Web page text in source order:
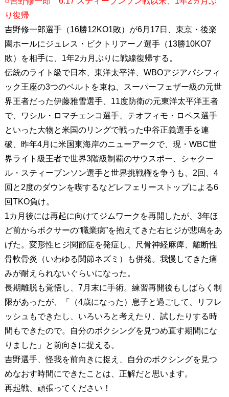
り復帰
吉野修一郎選手（16勝12KO1敗）が6月17日、東京・後楽
園ホールにジュレス・ビクトリアーノ選手（13勝10KO7
敗）を相手に、1年2カ月ぶりに戦線復帰する。
伝統のライト級で日本、東洋太平洋、WBOアジアパシフィ
ック王座の3つのベルトを束ね、スーパーフェザー級の元世
界王者だった伊藤雅雪選手、11度防衛の元東洋太平洋王者
で、ワシル・ロマチェンコ選手、テオフィモ・ロペス選手
といった大物と米国のリングで戦った中谷正義選手を連
破、昨年4月に米国東海岸のニューアークで、現・WBC世
界ライト級王者で世界3階級制覇のサウスポー、シャクー
ル・スティーブンソン選手と世界挑戦権を争うも、2回、4
回と2度のダウンを喫するなどレフェリーストップによる6
回TKO負け。
1カ月後には再起に向けてジムワークを再開したが、3年ほ
ど前からボクサーの“職業病”を抱えてきた右ヒジが悲鳴をあ
げた。変形性ヒジ関節症を発症し、尺骨神経麻痺、離断性
骨軟骨炎（いわゆる関節ネズミ）も併発。我慢してきた痛
みが耐えられないぐらいになった。
長期離脱も覚悟し、7月末に手術。練習再開後もしばらく制
限があったが、「（4歳になった）息子と過ごして、リフレ
ッシュもできたし、いろいろと考えたり、試したりする時
間もできたので。自分のボクシングを見つめ直す期間にな
りました」と前向きに捉える。
吉野選手、怪我を前向きに捉え、自分のボクシングを見つ
めなおす時間にできたことは、正解だと思います。
再起戦、頑張ってください！